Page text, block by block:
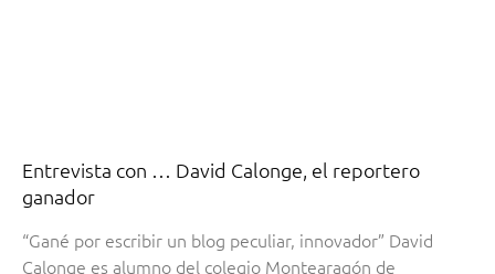
Entrevista con … David Calonge, el reportero
ganador
“Gané por escribir un blog peculiar, innovador” David
Calonge es alumno del colegio Montearagón de